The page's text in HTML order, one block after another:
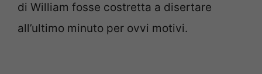
di William fosse costretta a disertare
all’ultimo minuto per ovvi motivi.